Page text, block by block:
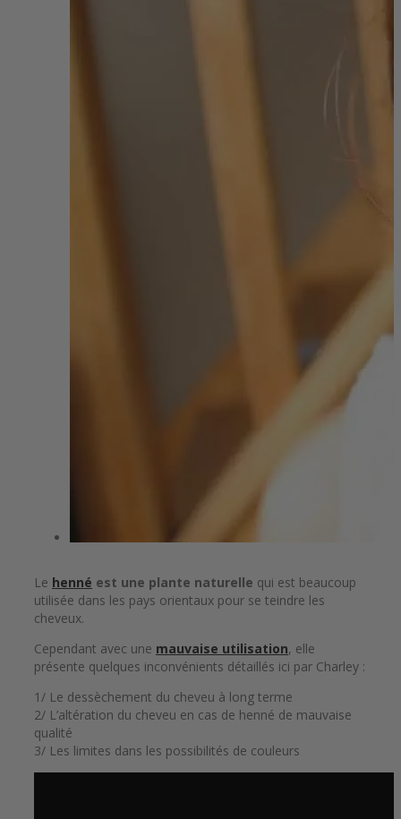
Le henné est une plante naturelle qui est beaucoup
utilisée dans les pays orientaux pour se teindre les
cheveux.
Cependant avec une mauvaise utilisation, elle
présente quelques inconvénients détaillés ici par Charley :
1/ Le dessèchement du cheveu à long terme
2/ L’altération du cheveu en cas de henné de mauvaise
qualité
3/ Les limites dans les possibilités de couleurs